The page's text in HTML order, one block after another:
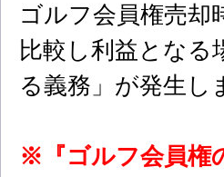
ゴルフ会員権売却
比較し利益となる
る義務」が発生し
※『ゴルフ会員権